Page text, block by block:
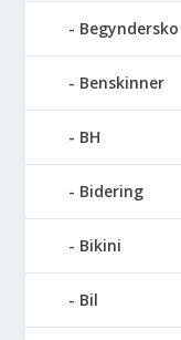
Begyndersko
Benskinner
BH
Bidering
Bikini
Bil